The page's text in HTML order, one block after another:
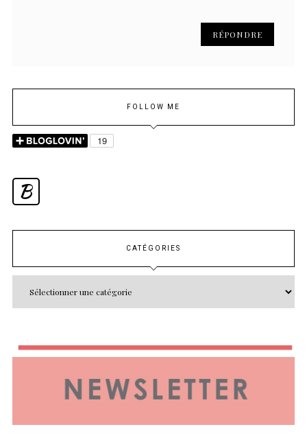
RÉPONDRE
FOLLOW ME
B
CATÉGORIES